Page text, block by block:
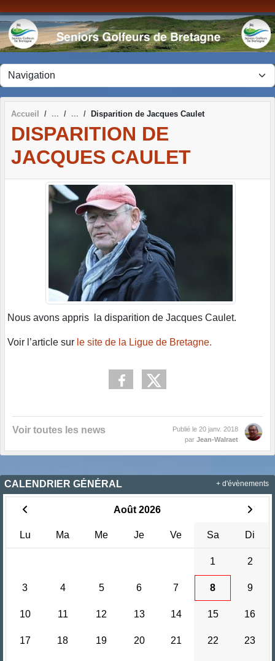
Accueil Disparition de Jacques Caulet
DISPARITION DE
JACQUES CAULET
Nous avons appris la disparition de Jacques Caulet.
Voir l’article sur le site de la Ligue de Bretagne.
Voir toutes les news Publié le 20 janv. 2018
par Jean-Walraet
CALENDRIER GÉNÉRAL
Août 2026
Lu Ma Me Je Ve Sa Di
1 2
3 4 5 6 7 8 9
10 11 12 13 14 15 16
17 18 19 20 21 22 23
+ d'évènements